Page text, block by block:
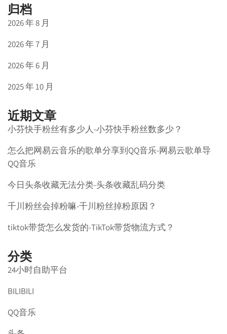
归档
2026 年 8 月
2026 年 7 月
2026 年 6 月
2025 年 10 月
近期文章
小芬快手粉丝有多少人-小芬快手粉丝数多少？
怎么把网易云音乐的歌单分享到QQ音乐-网易云歌单导
QQ音乐
今日头条收藏无法分类-头条收藏乱码分类
千川粉丝会掉粉嘛-千川粉丝掉粉原因？
tiktok带货怎么发货的-TikTok带货物流方式？
分类
24小时自助平台
BILIBILI
QQ音乐